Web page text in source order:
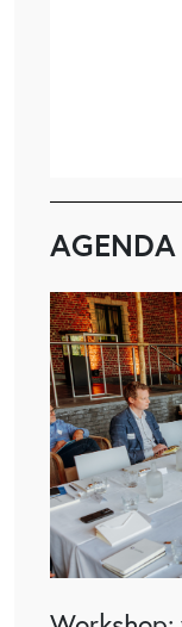
AGENDA